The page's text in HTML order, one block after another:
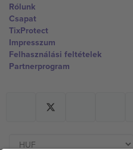
Rólunk
Csapat
TixProtect
Impresszum
Felhasználási feltételek
Partnerprogram